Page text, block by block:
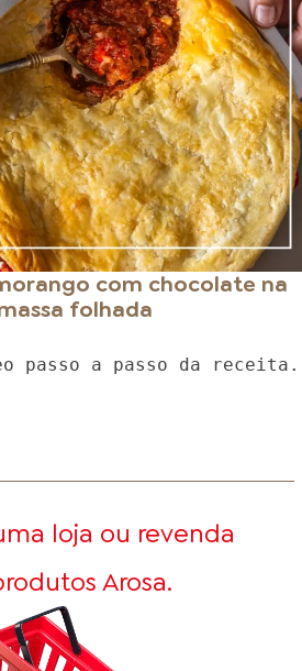
com chocolate na
folhada
passo a passo da receita.
loja ou revenda
Arosa.